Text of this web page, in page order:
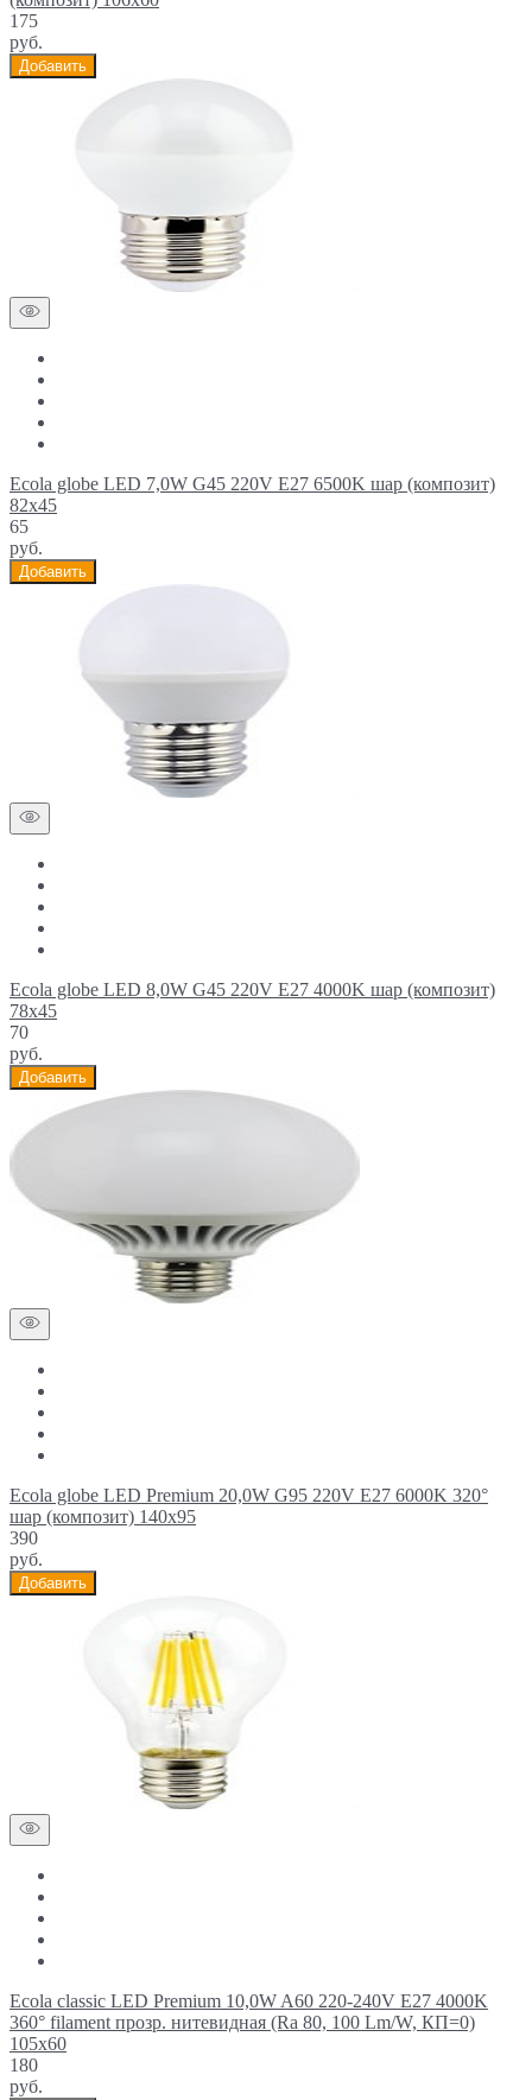
175
руб.
Добавить
Ecola globe LED 7,0W G45 220V E27 6500K шар (композит)
82x45
65
руб.
Добавить
Ecola globe LED 8,0W G45 220V E27 4000K шар (композит)
78x45
70
руб.
Добавить
Ecola globe LED Premium 20,0W G95 220V E27 6000K 320°
шар (композит) 140x95
390
руб.
Добавить
Ecola classic LED Premium 10,0W A60 220-240V E27 4000K
360° filament прозр. нитевидная (Ra 80, 100 Lm/W, КП=0)
105x60
180
руб.